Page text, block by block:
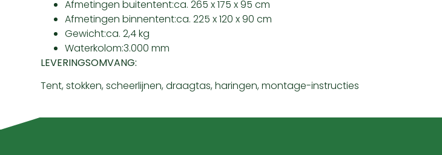
Afmetingen buitentent:ca. 265 x 175 x 95 cm
Afmetingen binnentent:ca. 225 x 120 x 90 cm
Gewicht:ca. 2,4 kg
Waterkolom:3.000 mm
LEVERINGSOMVANG:
Tent, stokken, scheerlijnen, draagtas, haringen, montage-instructies